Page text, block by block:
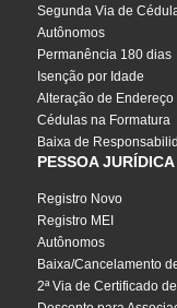
Segunda Via de
Autônomos
Permanência 180 dias
Isenção por Idade
Alteração de Endereço
Cédulas na Formatura
Baixa de
PESSOA JURÍDICA
Registro Novo
Registro MEI
Autônomos
Baixa/Cancelamento
2ª Via de Certificado